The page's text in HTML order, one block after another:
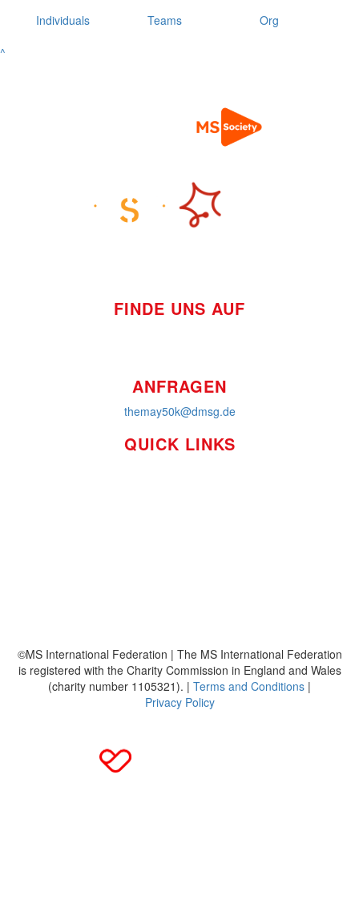
Individuals Teams
Org
^
FINDE UNS AUF
ANFRAGEN
themay50k@dmsg.de
QUICK LINKS
©MS International Federation | The MS International Federation
is registered with the Charity Commission in England and Wales
(charity number 1105321). | Terms and Conditions |
Privacy Policy